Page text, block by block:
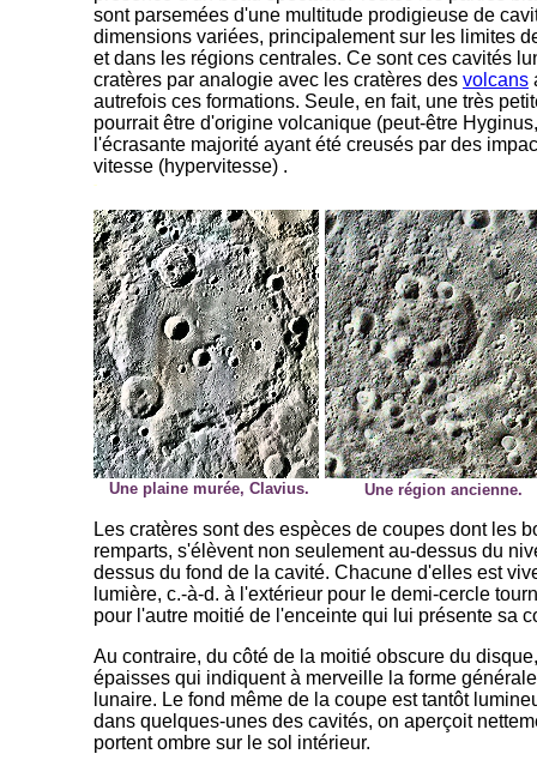
sont parsemées d'une multitude prodigieuse de
dimensions variées, principalement sur les limites
et dans les régions centrales. Ce sont ces cavités
cratères par analogie avec les cratères des volcans
autrefois ces formations. Seule, en fait, une très
pourrait être d'origine volcanique (peut-être
l'écrasante majorité ayant été creusés par des
vitesse (hypervitesse) .
-
Une plaine murée, Clavius. Une région ancienne.
Les cratères sont des espèces de coupes dont les
remparts, s'élèvent non seulement au-dessus du
dessus du fond de la cavité. Chacune d'elles est
lumière, c.-à-d. à l'extérieur pour le demi-cercle
pour l'autre moitié de l'enceinte qui lui présente sa
Au contraire, du côté de la moitié obscure du
épaisses qui indiquent à merveille la forme
lunaire. Le fond même de la coupe est tantôt
dans quelques-unes des cavités, on aperçoit
portent ombre sur le sol intérieur.